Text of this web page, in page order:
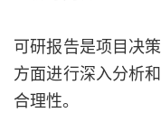
可研报告是项目决
方面进行深入分析
合理性。